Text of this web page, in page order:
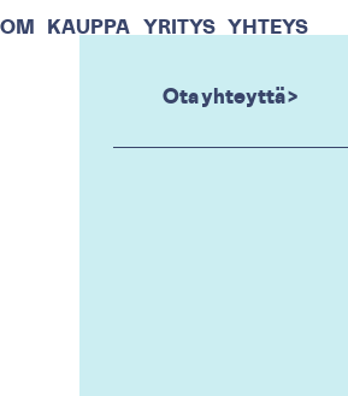
KAUPPA YRITYS YHTEYS
Ota yhteyttä >